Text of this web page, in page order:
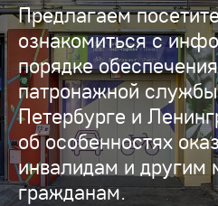
Предлагаем
ознакомиться с
порядке
патронажной
Петербурге и
об особенностях
инвалидам и
гражданам.